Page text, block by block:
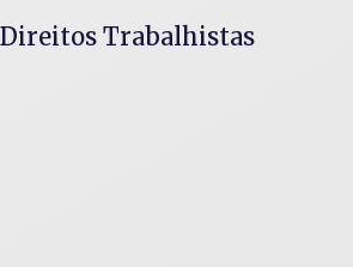
Direitos Trabalhistas